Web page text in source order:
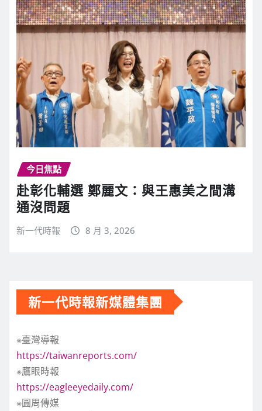
今日焦點
赴彰化輔選 鄭麗文：與王惠美之間溝
通沒問題
新一代時報 8 月 3, 2026
新一代時報新媒體集團
※臺灣導報
https://taiwanreports.com/
※鷹眼時報
https://eagleeyedaily.com/
※圓周傳媒